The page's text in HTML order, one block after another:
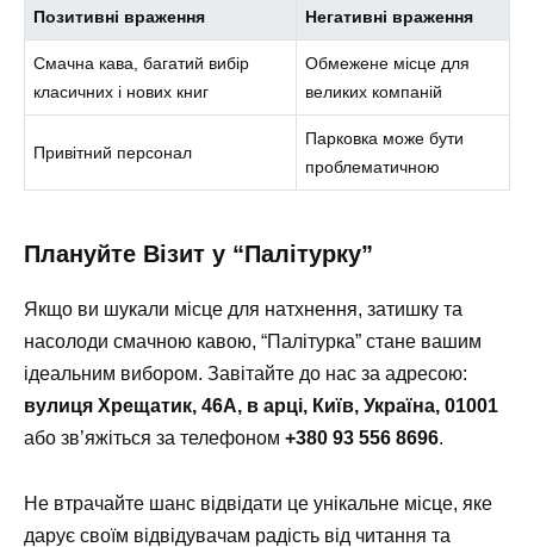
Позитивні враження Негативні враження
Смачна кава, багатий вибір
класичних і нових книг
Обмежене місце для
великих компаній
Привітний персонал
Парковка може бути
проблематичною
Плануйте Візит у “Палітурку”
Якщо ви шукали місце для натхнення, затишку та
насолоди смачною кавою, “Палітурка” стане вашим
ідеальним вибором. Завітайте до нас за адресою:
вулиця Хрещатик, 46А, в арці, Київ, Україна, 01001
або зв’яжіться за телефоном +380 93 556 8696.
Не втрачайте шанс відвідати це унікальне місце, яке
дарує своїм відвідувачам радість від читання та